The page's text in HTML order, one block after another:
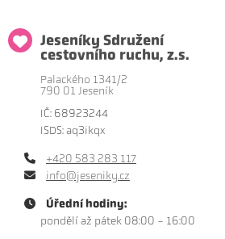
Jeseníky Sdružení
cestovního ruchu, z.s.
Palackého 1341/2
790 01 Jeseník
IČ: 68923244
ISDS: aq3ikqx
+420 583 283 117
info@jeseniky.cz
Úřední hodiny:
pondělí až pátek 08:00 - 16:00